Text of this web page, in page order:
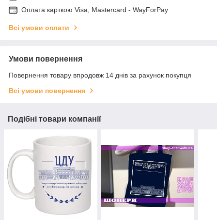
Оплата карткою Visa, Mastercard - WayForPay
Всі умови оплати
Умови повернення
Повернення товару впродовж 14 днів за рахунок покупця
Всі умови повернення
Подібні товари компанії